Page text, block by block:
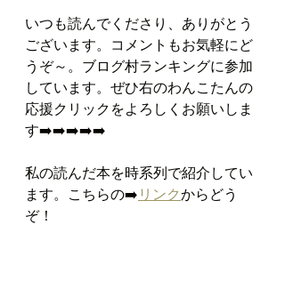
いつも読んでくださり、ありがとう
ございます。コメントもお気軽にど
うぞ～。ブログ村ランキングに参加
しています。ぜひ右のわんこたんの
応援クリックをよろしくお願いしま
す➡️➡️➡️➡️➡️
私の読んだ本を時系列で紹介してい
ます。こちらの➡️リンクからどう
ぞ！